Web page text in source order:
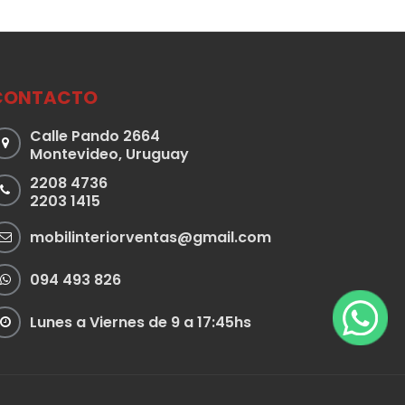
Calle Pando 2664
Montevideo, Uruguay
2208 4736
2203 1415
mobilinteriorventas@gmail.com
094 493 826
Lunes a Viernes de 9 a 17:45hs